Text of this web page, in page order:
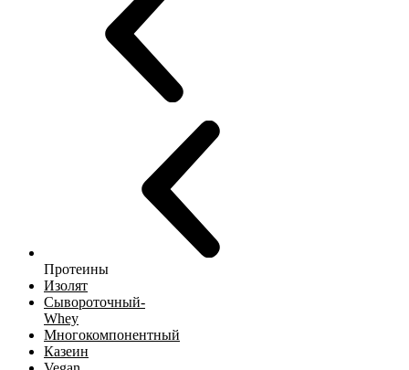
Протеины
Изолят
Сывороточный-
Whey
Многокомпонентный
Казеин